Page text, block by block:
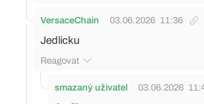
VersaceChain 03.06.2026 11:36
Jedlicku
Reagovat
smazaný uživatel 03.06.2026